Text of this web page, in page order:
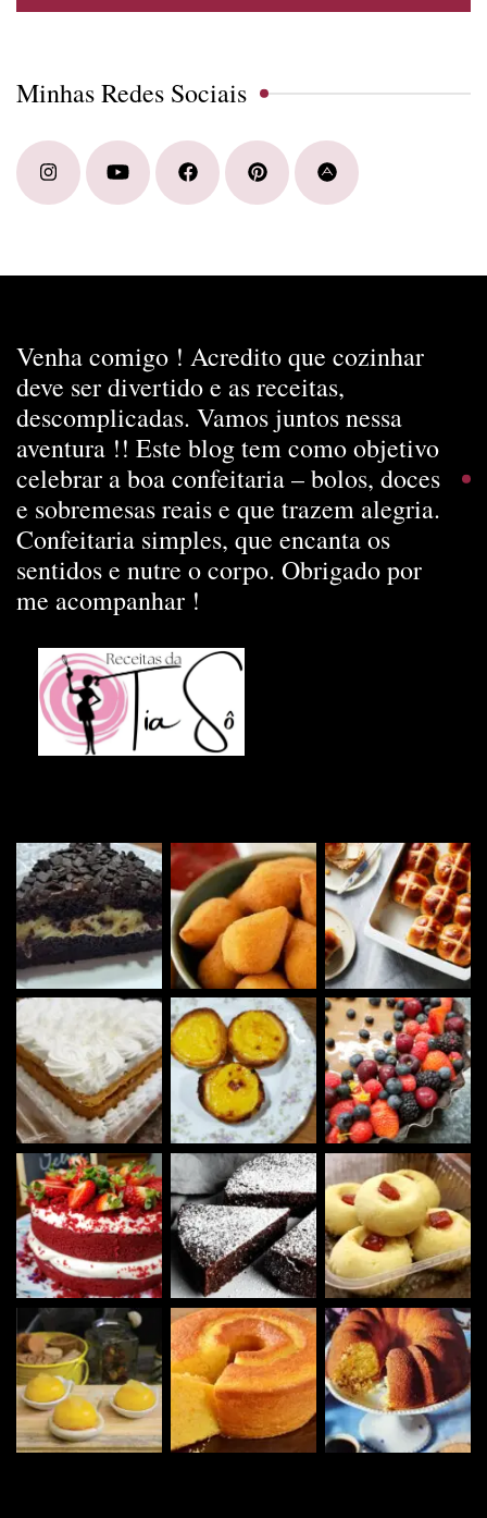
Minhas Redes Sociais
Venha comigo ! Acredito que cozinhar
deve ser divertido e as receitas,
descomplicadas. Vamos juntos nessa
aventura !! Este blog tem como objetivo
celebrar a boa confeitaria – bolos, doces
e sobremesas reais e que trazem alegria.
Confeitaria simples, que encanta os
sentidos e nutre o corpo. Obrigado por
me acompanhar !